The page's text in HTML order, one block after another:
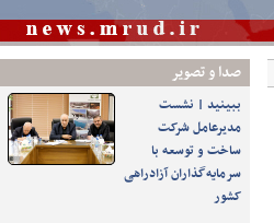
صدا و تصوير
ببینید | نشست
مدیرعامل شرکت
ساخت و توسعه با
سرمایه‌گذاران آزادراهی
کشور